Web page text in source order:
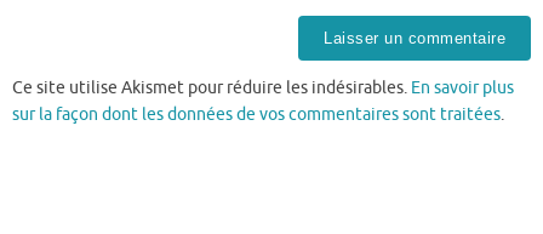
Ce site utilise Akismet pour réduire les indésirables. En savoir plus
sur la façon dont les données de vos commentaires sont traitées.